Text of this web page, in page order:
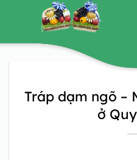
Tráp dạm ngõ –
ở